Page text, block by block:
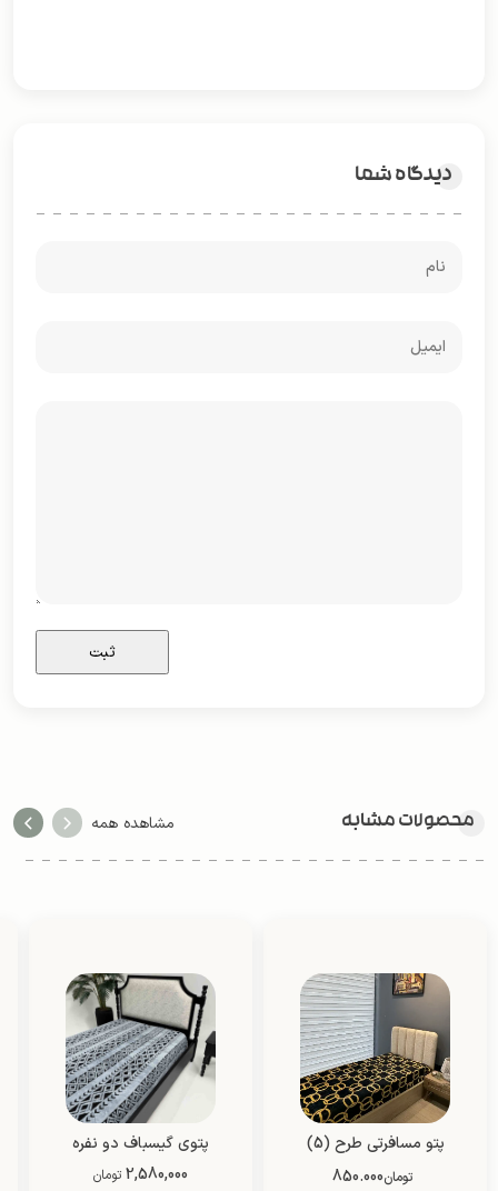
دیدگاه شما
محصولات مشابه مشاهده همه
پتو مسافرتی طرح (5)
فانتزی (یک نفره/ دو نفره)
تومان850.000
پتوی گیسباف دو نفره
(طرح2)
2,580,000 تومان